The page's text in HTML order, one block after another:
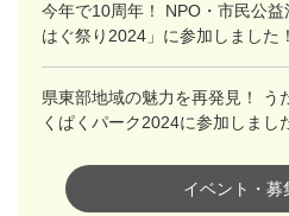
今年で10周年！ NPO・市民公
はぐ祭り2024」に参加しました！
県東部地域の魅力を再発見！ う
くぱくパーク2024に参加しまし
イベント・募